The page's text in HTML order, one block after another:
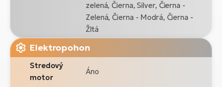
zelená, Čierna, Silver, Čierna -
Zelená, Čierna - Modrá, Čierna -
Žltá
Elektropohon
Stredový
motor
Áno